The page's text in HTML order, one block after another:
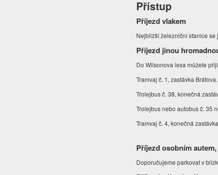
Přístup
Příjezd vlakem
Nejbližší železniční stanice
Příjezd jinou
Do Wilsonova lesa můžete
Tramvaj č. 1, zastávka
Trolejbus č. 38, konečná
Trolejbus nebo autobus č. 35
Tramvaj č. 4, konečná
Příjezd osobním
Doporučujeme parkovat v